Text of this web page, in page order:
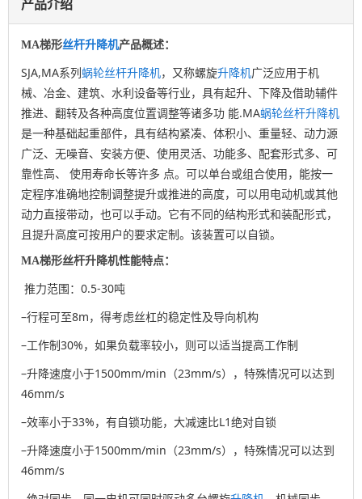
产品介绍
MA梯形丝杆升降机产品概述：
SJA,MA系列蜗轮丝杆升降机，又称螺旋升降机广泛应用于机
械、冶金、建筑、水利设备等行业，具有起升、下降及借助辅件
推进、翻转及各种高度位置调整等诸多功 能.MA蜗轮丝杆升降机
是一种基础起重部件，具有结构紧凑、体积小、重量轻、动力源
广泛、无噪音、安装方便、使用灵活、功能多、配套形式多、可
靠性高、 使用寿命长等许多 点。可以单台或组合使用，能按一
定程序准确地控制调整提升或推进的高度，可以用电动机或其他
动力直接带动，也可以手动。它有不同的结构形式和装配形式，
且提升高度可按用户的要求定制。该装置可以自锁。
MA梯形丝杆升降机性能特点：
推力范围：0.5-30吨
–行程可至8m，得考虑丝杠的稳定性及导向机构
–工作制30%，如果负载率较小，则可以适当提高工作制
–升降速度小于1500mm/min（23mm/s），特殊情况可以达到
46mm/s
–效率小于33%，有自锁功能，大减速比L1绝对自锁
–升降速度小于1500mm/min（23mm/s），特殊情况可以达到
46mm/s